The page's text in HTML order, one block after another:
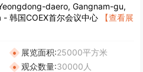
daero, Gangnam-gu,
韩国COEX首尔会议中心
【查看展
展览面积:25000平方米
观众数量:30000人